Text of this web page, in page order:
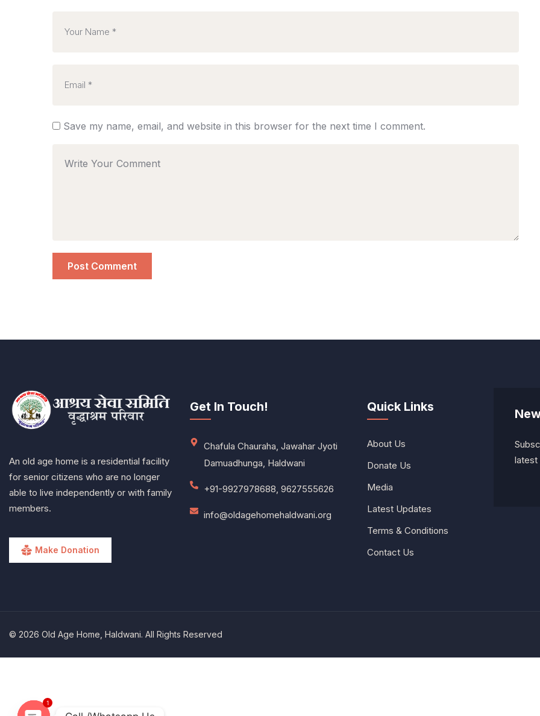
Save my name, email, and website in this browser for the next time I comment.
An old age home is a residential facility
for senior citizens who are no longer
able to live independently or with family
members.
Make Donation
Get In Touch!
Chafula Chauraha, Jawahar Jyoti
Damuadhunga, Haldwani
+91-9927978688, 9627555626
info@oldagehomehaldwani.org
Quick Links
About Us
Donate Us
Media
Latest Updates
Terms & Conditions
Contact Us
latest
© 2026 Old Age Home, Haldwani. All Rights Reserved
1